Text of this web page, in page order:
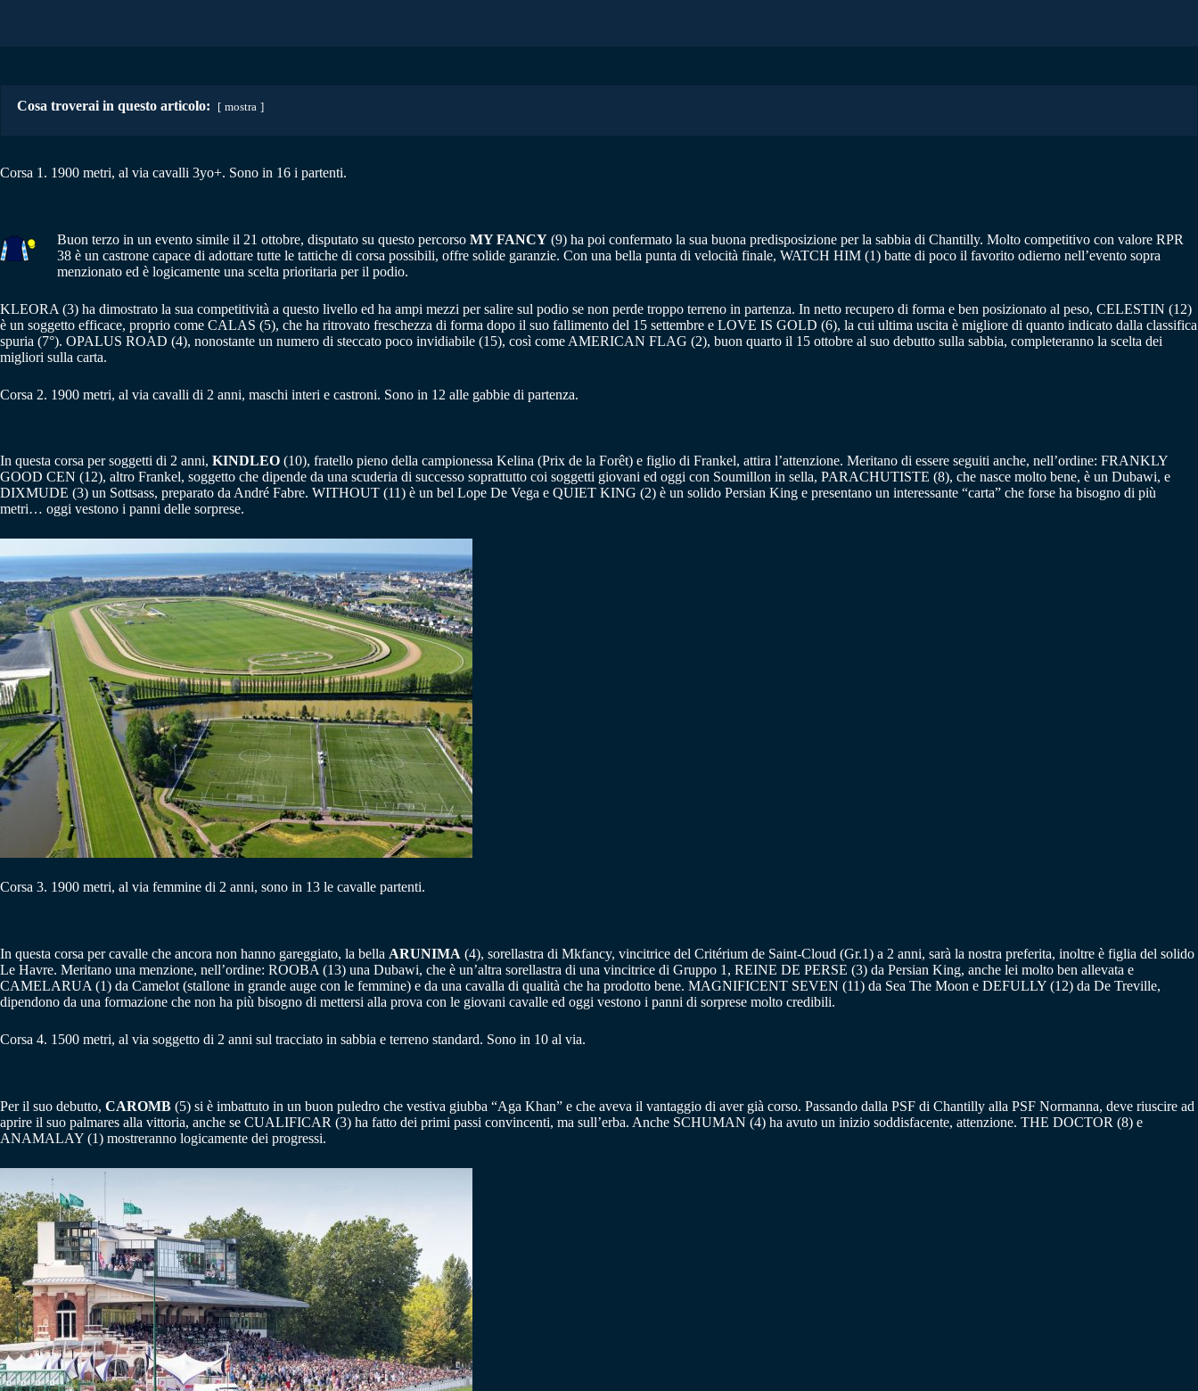
Cosa troverai in questo articolo: mostra
Corsa 1. 1900 metri, al via cavalli 3yo+. Sono in 16 i partenti.
Buon terzo in un evento simile il 21 ottobre, disputato su questo percorso MY FANCY (9) ha poi confermato la sua buona predisposizione per la sabbia di Chantilly. Molto competitivo con valore RPR
38 è un castrone capace di adottare tutte le tattiche di corsa possibili, offre solide garanzie. Con una bella punta di velocità finale, WATCH HIM (1) batte di poco il favorito odierno nell’evento sopra
menzionato ed è logicamente una scelta prioritaria per il podio.
KLEORA (3) ha dimostrato la sua competitività a questo livello ed ha ampi mezzi per salire sul podio se non perde troppo terreno in partenza. In netto recupero di forma e ben posizionato al peso, CELESTIN (12)
è un soggetto efficace, proprio come CALAS (5), che ha ritrovato freschezza di forma dopo il suo fallimento del 15 settembre e LOVE IS GOLD (6), la cui ultima uscita è migliore di quanto indicato dalla classifica
spuria (7°). OPALUS ROAD (4), nonostante un numero di steccato poco invidiabile (15), così come AMERICAN FLAG (2), buon quarto il 15 ottobre al suo debutto sulla sabbia, completeranno la scelta dei
migliori sulla carta.
Corsa 2. 1900 metri, al via cavalli di 2 anni, maschi interi e castroni. Sono in 12 alle gabbie di partenza.
In questa corsa per soggetti di 2 anni, KINDLEO (10), fratello pieno della campionessa Kelina (Prix de la Forêt) e figlio di Frankel, attira l’attenzione. Meritano di essere seguiti anche, nell’ordine: FRANKLY
GOOD CEN (12), altro Frankel, soggetto che dipende da una scuderia di successo soprattutto coi soggetti giovani ed oggi con Soumillon in sella, PARACHUTISTE (8), che nasce molto bene, è un Dubawi, e
DIXMUDE (3) un Sottsass, preparato da André Fabre. WITHOUT (11) è un bel Lope De Vega e QUIET KING (2) è un solido Persian King e presentano un interessante “carta” che forse ha bisogno di più
metri… oggi vestono i panni delle sorprese.
Corsa 3. 1900 metri, al via femmine di 2 anni, sono in 13 le cavalle partenti.
In questa corsa per cavalle che ancora non hanno gareggiato, la bella ARUNIMA (4), sorellastra di Mkfancy, vincitrice del Critérium de Saint-Cloud (Gr.1) a 2 anni, sarà la nostra preferita, inoltre è figlia del solido
Le Havre. Meritano una menzione, nell’ordine: ROOBA (13) una Dubawi, che è un’altra sorellastra di una vincitrice di Gruppo 1, REINE DE PERSE (3) da Persian King, anche lei molto ben allevata e
CAMELARUA (1) da Camelot (stallone in grande auge con le femmine) e da una cavalla di qualità che ha prodotto bene. MAGNIFICENT SEVEN (11) da Sea The Moon e DEFULLY (12) da De Treville,
dipendono da una formazione che non ha più bisogno di mettersi alla prova con le giovani cavalle ed oggi vestono i panni di sorprese molto credibili.
Corsa 4. 1500 metri, al via soggetto di 2 anni sul tracciato in sabbia e terreno standard. Sono in 10 al via.
Per il suo debutto, CAROMB (5) si è imbattuto in un buon puledro che vestiva giubba “Aga Khan” e che aveva il vantaggio di aver già corso. Passando dalla PSF di Chantilly alla PSF Normanna, deve riuscire ad
aprire il suo palmares alla vittoria, anche se CUALIFICAR (3) ha fatto dei primi passi convincenti, ma sull’erba. Anche SCHUMAN (4) ha avuto un inizio soddisfacente, attenzione. THE DOCTOR (8) e
ANAMALAY (1) mostreranno logicamente dei progressi.